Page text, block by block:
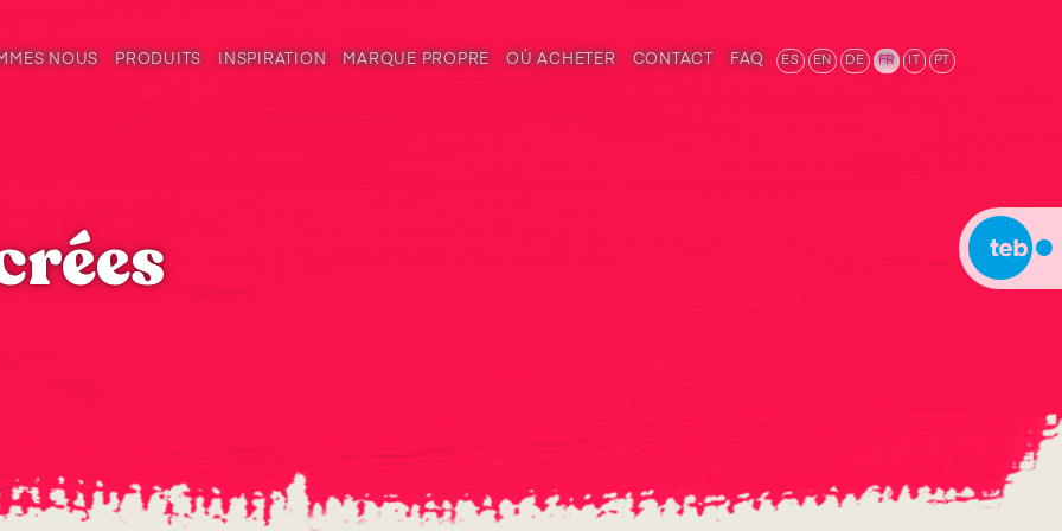
NOUS PRODUITS INSPIRATION MARQUE PROPRE OÙ ACHETER CONTACT FAQ ES EN DE FR IT PT